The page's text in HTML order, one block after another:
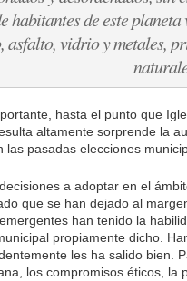
habitantes de este
asfalto, vidrio y metales,
hasta el punto que
altamente sorprende la
las pasadas elecciones
a adoptar en el
que se han dejado al
han tenido la
propiamente dicho.
les ha salido bien.
los compromisos éticos, la